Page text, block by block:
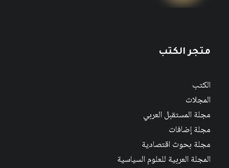
متجر الكتب
الكتب
المجلات
مجلة المستقبل العربي
مجلة إضافات
مجلة بحوث اقتصادية
المجلة العربية للعلوم السياسية